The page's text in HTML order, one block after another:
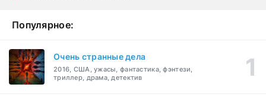
Популярное:
Очень странные дела
2016, США, ужасы, фантастика, фэнтези,
триллер, драма, детектив